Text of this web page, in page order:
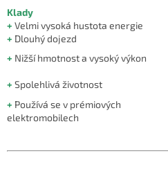
Klady
+ Velmi vysoká hustota energie
+ Dlouhý dojezd
+ Nižší hmotnost a vysoký výkon
+ Spolehlivá životnost
+ Používá se v prémiových
elektromobilech